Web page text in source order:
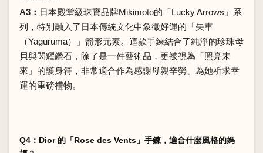
A3： 日本殿堂級珠寶品牌Mikimoto的「Lucky Arrows」系
列，特別融入了日本傳統文化中象徵好運的「矢車
（Yaguruma）」箭形元素。這款手鍊結合了純淨的珍珠母
貝與閃耀鑽石，除了是一件藝術品，更被視為「照亮未
來」的護身符，非常適合作為感謝母親辛勞、為她祈求幸
運的重磅禮物。
Q4：Dior 的「Rose des Vents」手鍊，適合什麼風格的媽